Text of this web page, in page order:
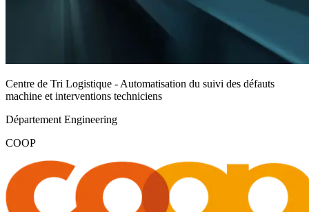
Centre de Tri Logistique - Automatisation du suivi des défauts
machine et interventions techniciens
Département Engineering
COOP